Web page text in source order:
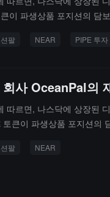
이 파생상품 포지션의 담
팔 NEAR PIPE 투자
사 OceanPal의
따르면, 나스닥에 상장된
토큰이 파생상품 포지션의
팔 NEAR